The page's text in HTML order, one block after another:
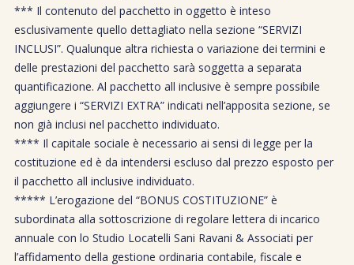
*** Il contenuto del pacchetto in oggetto è inteso
esclusivamente quello dettagliato nella sezione “SERVIZI
INCLUSI”. Qualunque altra richiesta o variazione dei termini e
delle prestazioni del pacchetto sarà soggetta a separata
quantificazione. Al pacchetto all inclusive è sempre possibile
aggiungere i “SERVIZI EXTRA” indicati nell’apposita sezione, se
non già inclusi nel pacchetto individuato.
**** Il capitale sociale è necessario ai sensi di legge per la
costituzione ed è da intendersi escluso dal prezzo esposto per
il pacchetto all inclusive individuato.
***** L’erogazione del “BONUS COSTITUZIONE” è
subordinata alla sottoscrizione di regolare lettera di incarico
annuale con lo Studio Locatelli Sani Ravani & Associati per
l’affidamento della gestione ordinaria contabile, fiscale e